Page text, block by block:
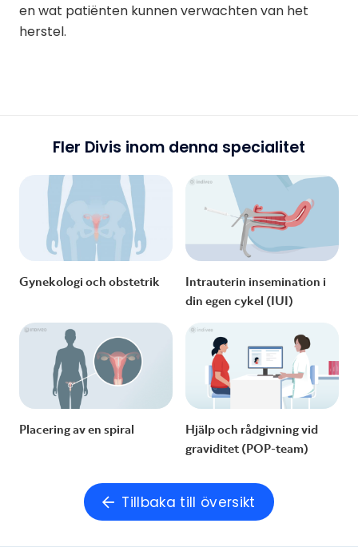
en wat patiënten kunnen verwachten van het
herstel.
Fler Divis inom denna specialitet
Gynekologi och obstetrik
Intrauterin insemination i
din egen cykel (IUI)
Placering av en spiral
Hjälp och rådgivning vid
graviditet (POP-team)
Tillbaka till översikt